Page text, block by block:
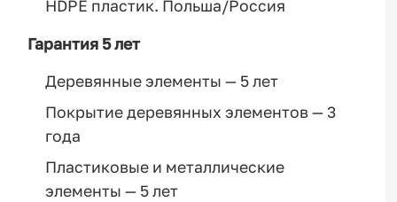
HDPE пластик. Польша/Россия
Гарантия 5 лет
Деревянные элементы — 5 лет
Покрытие деревянных элементов — 3
года
Пластиковые и металлические
элементы — 5 лет